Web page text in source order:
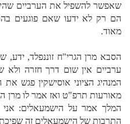
שאפשר להשפיל את הערביים שהיו
הם רק לא ידעו שאם פוגעים
מאוד.
הסבא מרן הגרי"ח זוננפלד,
ערביים אין שום דרך חזרה ולא
המנהיג הציוני אוסישקין פגש
מאורעות תרפ"ט ואז אמר לו מרן
המלך אמר על הישמעאלים:
התרבות של הישמעאלים זה